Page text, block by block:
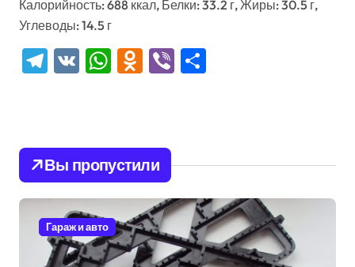
Калорийность: 688 ккал, Белки: 33.2 г, Жиры: 30.5 г,
Углеводы: 14.5 г
Telegram
VK WhatsApp
Odnoklassniki
Viber
Вы пропустили
Гараж и авто